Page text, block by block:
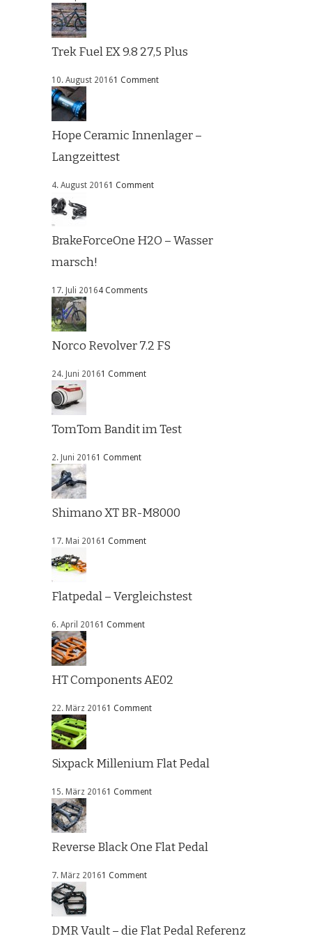
Trek Fuel EX 9.8 27,5 Plus
10. August 20161 Comment
Hope Ceramic Innenlager –
Langzeittest
4. August 20161 Comment
BrakeForceOne H2O – Wasser
marsch!
17. Juli 20164 Comments
Norco Revolver 7.2 FS
24. Juni 20161 Comment
TomTom Bandit im Test
2. Juni 20161 Comment
Shimano XT BR-M8000
17. Mai 20161 Comment
Flatpedal – Vergleichstest
6. April 20161 Comment
HT Components AE02
22. März 20161 Comment
Sixpack Millenium Flat Pedal
15. März 20161 Comment
Reverse Black One Flat Pedal
7. März 20161 Comment
DMR Vault – die Flat Pedal Referenz